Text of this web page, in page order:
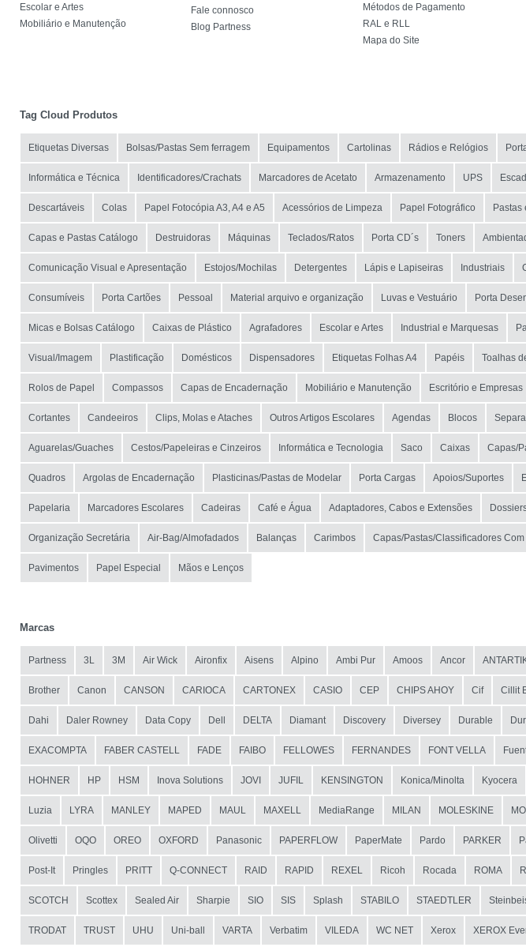
Escolar e Artes
Mobiliário e Manutenção
Fale connosco
Blog Partness
Métodos de Pagamento
RAL e RLL
Mapa do Site
Tag Cloud Produtos
Etiquetas Diversas Bolsas/Pastas Sem ferragem Equipamentos Cartolinas Rádios e Relógios
Informática e Técnica Identificadores/Crachats Marcadores de Acetato Armazenamento UPS
Descartáveis Colas Papel Fotocópia A3, A4 e A5 Acessórios de Limpeza Papel Fotográfico Pastas
Capas e Pastas Catálogo Destruidoras Máquinas Teclados/Ratos Porta CD´s Toners
Comunicação Visual e Apresentação Estojos/Mochilas Detergentes Lápis e Lapiseiras Industriais
Consumíveis Porta Cartões Pessoal Material arquivo e organização Luvas e Vestuário Porta
Micas e Bolsas Catálogo Caixas de Plástico Agrafadores Escolar e Artes Industrial e Marquesas
Visual/Imagem Plastificação Domésticos Dispensadores Etiquetas Folhas A4 Papéis Toalhas
Rolos de Papel Compassos Capas de Encadernação Mobiliário e Manutenção Escritório e Empresas
Cortantes Candeeiros Clips, Molas e Ataches Outros Artigos Escolares Agendas Blocos
Aguarelas/Guaches Cestos/Papeleiras e Cinzeiros Informática e Tecnologia Saco Caixas Capas/
Quadros Argolas de Encadernação Plasticinas/Pastas de Modelar Porta Cargas Apoios/Suportes
Papelaria Marcadores Escolares Cadeiras Café e Água Adaptadores, Cabos e Extensões
Organização Secretária Air-Bag/Almofadados Balanças Carimbos Capas/Pastas/Classificadores
Pavimentos Papel Especial Mãos e Lenços
Marcas
Partness 3L 3M Air Wick Aironfix Aisens Alpino Ambi Pur Amoos Ancor
Brother Canon CANSON CARIOCA CARTONEX CASIO CEP CHIPS AHOY Cif Cillit
Dahi Daler Rowney Data Copy Dell DELTA Diamant Discovery Diversey Durable
EXACOMPTA FABER CASTELL FADE FAIBO FELLOWES FERNANDES FONT VELLA
HOHNER HP HSM Inova Solutions JOVI JUFIL KENSINGTON Konica/Minolta Kyocera
Luzia LYRA MANLEY MAPED MAUL MAXELL MediaRange MILAN MOLESKINE
Olivetti OQO OREO OXFORD Panasonic PAPERFLOW PaperMate Pardo PARKER
Post-It Pringles PRITT Q-CONNECT RAID RAPID REXEL Ricoh Rocada ROMA
SCOTCH Scottex Sealed Air Sharpie SIO SIS Splash STABILO STAEDTLER
TRODAT TRUST UHU Uni-ball VARTA Verbatim VILEDA WC NET Xerox XEROX